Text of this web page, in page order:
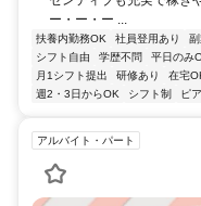
ー・ー・ー ...
扶養内勤務OK 社員登用あり
シフト自由
学歴不問 平日のみ
月1シフト提出
研修あり 在宅
週2・3日からOK
シフト制 ピ
アルバイト・パート